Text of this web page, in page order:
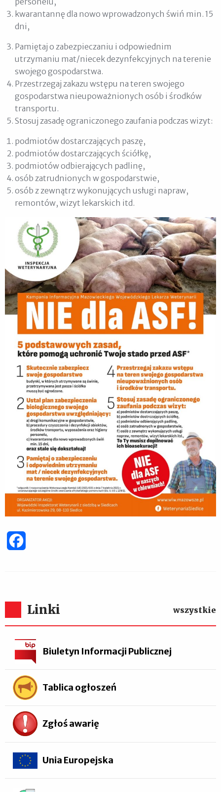
kwarantannę dla nowo wprowadzonych świń min. 15
dni,
Pamiętaj o zabezpieczaniu i odpowiednim
utrzymaniu mat/niecek dezynfekcyjnych na terenie
swojego gospodarstwa.
Przestrzegaj zakazu wstępu na teren swojego
gospodarstwa nieupoważnionych osób i środków
transportu.
Stosuj zasadę ograniczonego zaufania podczas wizyt:
podmiotów dostarczających paszę,
podmiotów dostarczających ściółkę,
podmiotów odbierających padlinę,
osób zatrudnionych w gospodarstwie,
osób z zewnątrz wykonujących usługi napraw,
remontów, wizyt lekarskich itd.
Linki wszystkie
Biuletyn Informacji Publicznej
Tablica ogłoszeń
Zgłoś awarię
Unia Europejska